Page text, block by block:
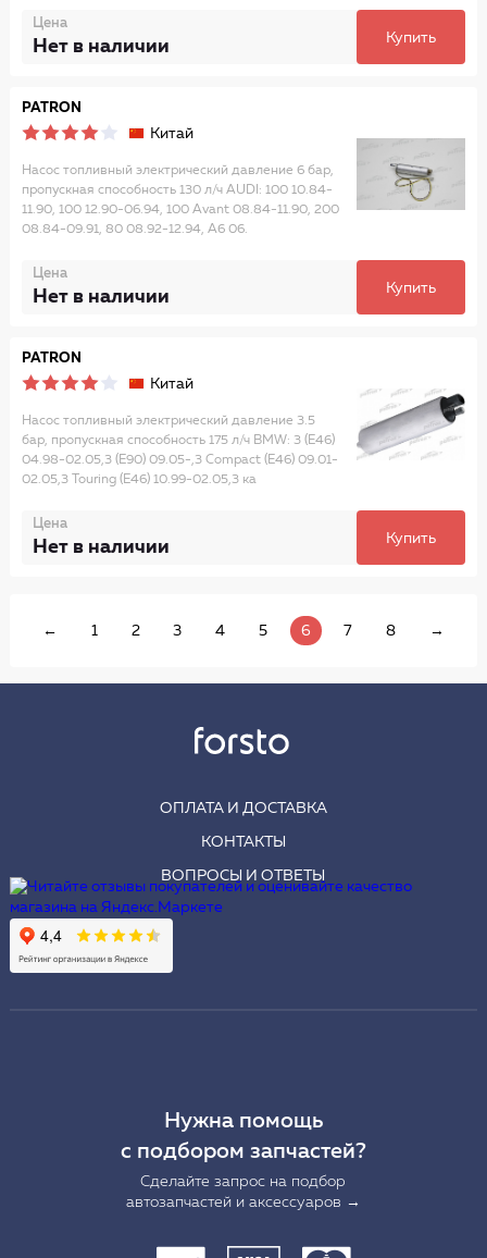
Цена
Нет в наличии Купить
PATRON
Китай
Насос топливный электрический давление 6 бар,
пропускная способность 130 л/ч AUDI: 100 10.84-
11.90, 100 12.90-06.94, 100 Avant 08.84-11.90, 200
08.84-09.91, 80 08.92-12.94, A6 06.
Цена
Нет в наличии Купить
PATRON
Китай
Насос топливный электрический давление 3.5
бар, пропускная способность 175 л/ч BMW: 3 (E46)
04.98-02.05,3 (E90) 09.05-,3 Compact (E46) 09.01-
02.05,3 Touring (E46) 10.99-02.05,3 ка
Цена
Нет в наличии Купить
← 1 2 3 4 5 6 7 8 →
ОПЛАТА И ДОСТАВКА
КОНТАКТЫ
ВОПРОСЫ И ОТВЕТЫ
Нужна помощь
с подбором запчастей?
Сделайте запрос на подбор
автозапчастей и аксессуаров →